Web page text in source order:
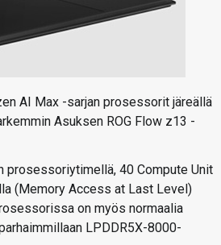
AI Max -sarjan prosessorit järeällä
Asuksen ROG Flow z13 -
prosessoriytimellä, 40 Compute Unit
(Memory Access at Last Level)
on myös normaalia
LPDDR5X-8000-